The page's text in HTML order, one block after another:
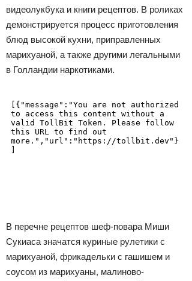
видеолукбука и книги рецептов. В роликах
демонстрируется процесс приготовления
блюд высокой кухни, приправленных
марихуаной, а также другими легальными
в Голландии наркотиками.
В перечне рецептов шеф-повара Миши
Сукиаса значатся куриные рулетики с
марихуаной, фрикадельки с гашишем и
соусом из марихуаны, малиново-